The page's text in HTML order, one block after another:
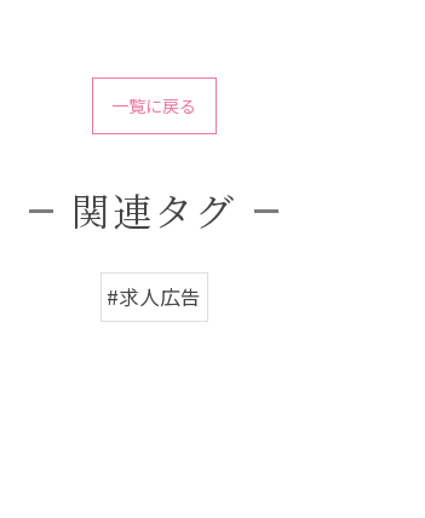
一覧に戻る
関連タグ
#求人広告